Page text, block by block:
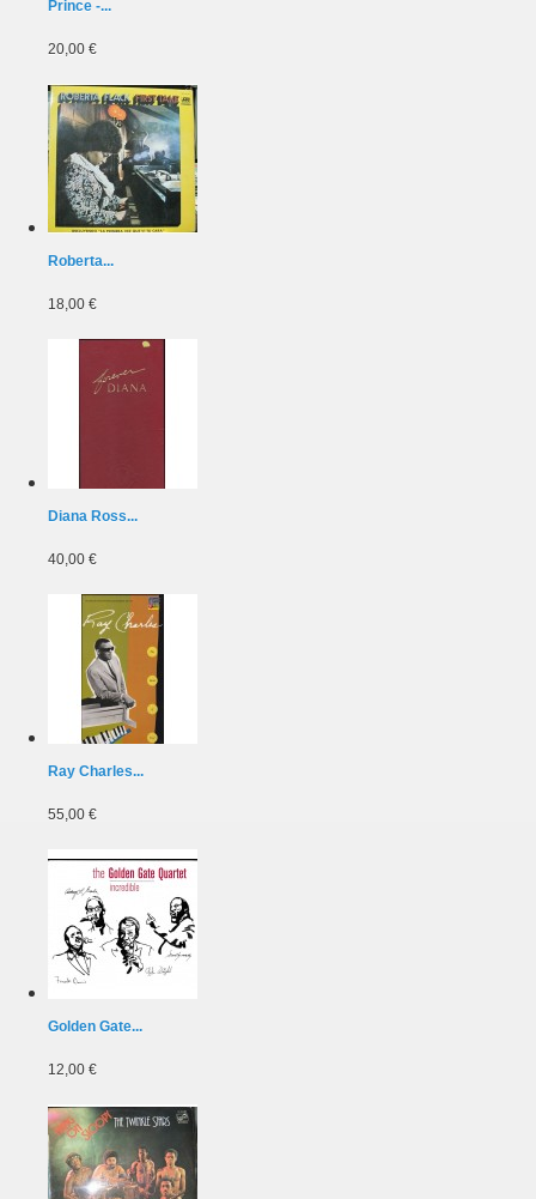
Prince -...
20,00 €
Roberta...
18,00 €
Diana Ross...
40,00 €
Ray Charles...
55,00 €
Golden Gate...
12,00 €